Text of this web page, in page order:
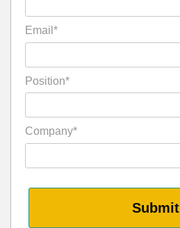
Email*
Position*
Company*
Submit